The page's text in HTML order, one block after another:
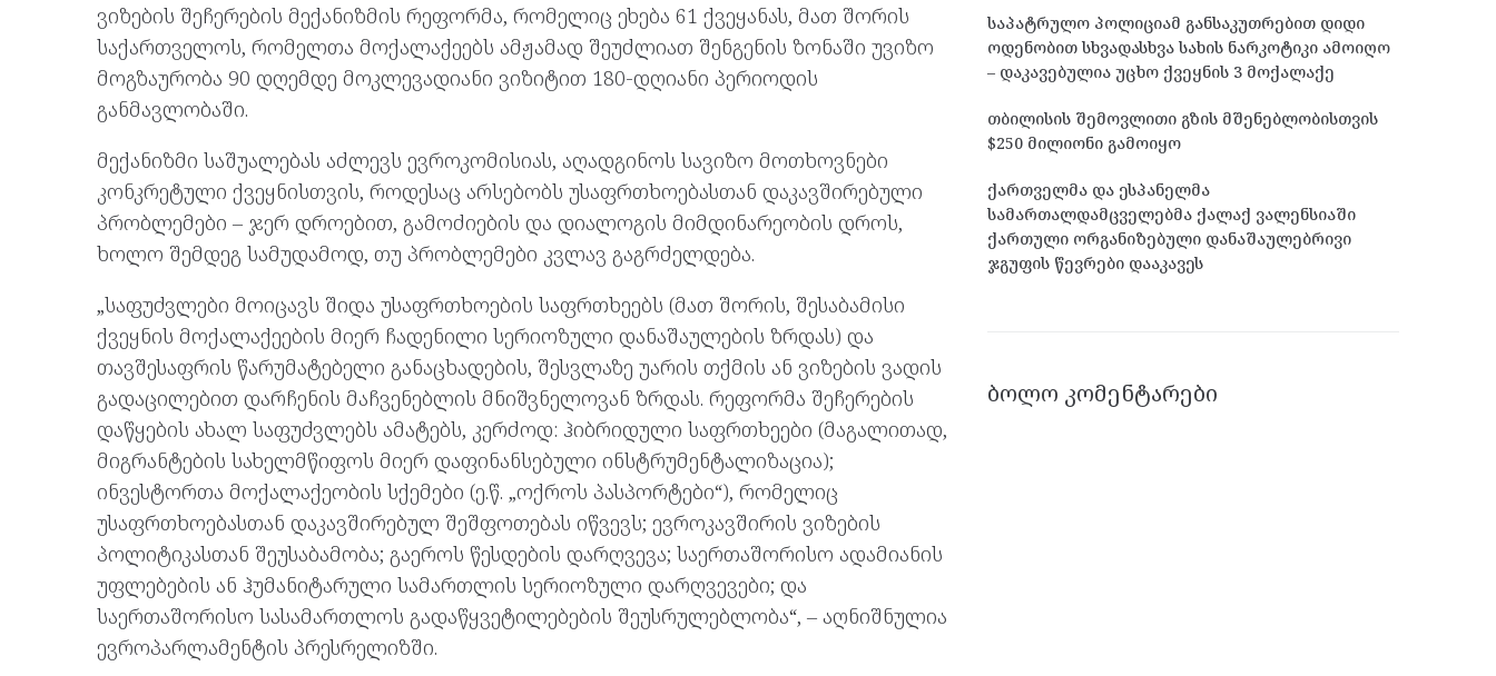
ვიზების შეჩერების მექანიზმის რეფორმა, რომელიც ეხება 61 ქვეყანას, მათ შორის
საქართველოს, რომელთა მოქალაქეებს ამჟამად შეუძლიათ შენგენის ზონაში უვიზო
მოგზაურობა 90 დღემდე მოკლევადიანი ვიზიტით 180-დღიანი პერიოდის
განმავლობაში.
მექანიზმი საშუალებას აძლევს ევროკომისიას, აღადგინოს სავიზო მოთხოვნები
კონკრეტული ქვეყნისთვის, როდესაც არსებობს უსაფრთხოებასთან დაკავშირებული
პრობლემები – ჯერ დროებით, გამოძიების და დიალოგის მიმდინარეობის დროს,
ხოლო შემდეგ სამუდამოდ, თუ პრობლემები კვლავ გაგრძელდება.
„საფუძვლები მოიცავს შიდა უსაფრთხოების საფრთხეებს (მათ შორის, შესაბამისი
ქვეყნის მოქალაქეების მიერ ჩადენილი სერიოზული დანაშაულების ზრდას) და
თავშესაფრის წარუმატებელი განაცხადების, შესვლაზე უარის თქმის ან ვიზების ვადის
გადაცილებით დარჩენის მაჩვენებლის მნიშვნელოვან ზრდას. რეფორმა შეჩერების
დაწყების ახალ საფუძვლებს ამატებს, კერძოდ: ჰიბრიდული საფრთხეები (მაგალითად,
მიგრანტების სახელმწიფოს მიერ დაფინანსებული ინსტრუმენტალიზაცია);
ინვესტორთა მოქალაქეობის სქემები (ე.წ. „ოქროს პასპორტები“), რომელიც
უსაფრთხოებასთან დაკავშირებულ შეშფოთებას იწვევს; ევროკავშირის ვიზების
პოლიტიკასთან შეუსაბამობა; გაეროს წესდების დარღვევა; საერთაშორისო ადამიანის
უფლებების ან ჰუმანიტარული სამართლის სერიოზული დარღვევები; და
საერთაშორისო სასამართლოს გადაწყვეტილებების შეუსრულებლობა“, – აღნიშნულია
ევროპარლამენტის პრესრელიზში.
საპატრულო პოლიციამ განსაკუთრებით დიდი
ოდენობით სხვადასხვა სახის ნარკოტიკი ამოიღო
– დაკავებულია უცხო ქვეყნის 3 მოქალაქე
თბილისის შემოვლითი გზის მშენებლობისთვის
$250 მილიონი გამოიყო
ქართველმა და ესპანელმა
სამართალდამცველებმა ქალაქ ვალენსიაში
ქართული ორგანიზებული დანაშაულებრივი
ჯგუფის წევრები დააკავეს
ᲑᲝᲚᲝ ᲙᲝᲛᲔᲜᲢᲐᲠᲔᲑᲘ